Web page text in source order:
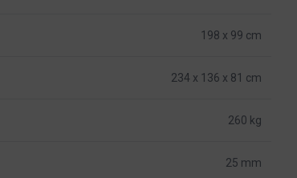
198 x 99 cm
234 x 136 x 81 cm
260 kg
25 mm